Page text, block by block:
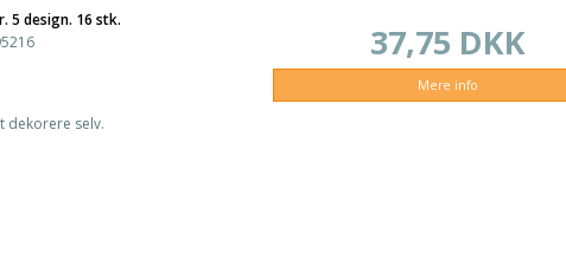
5 design. 16 stk.
dekorere selv.
37,75 DKK
Mere info